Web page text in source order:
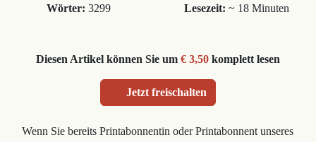
Wörter: 3299 Lesezeit: ~ 18 Minuten
Diesen Artikel können Sie um € 3,50komplett lesen
Jetzt freischalten
Wenn Sie bereits Printabonnentin oder Printabonnent unseres